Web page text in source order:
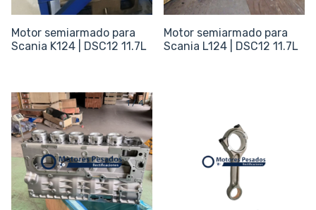
Motor semiarmado para
Scania K124 | DSC12 11.7L
Motor semiarmado para
Scania L124 | DSC12 11.7L
1/4